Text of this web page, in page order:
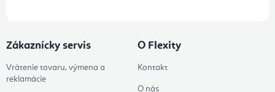
Zákaznícky servis
Vrátenie tovaru, výmena a
reklamácie
O Flexity
Kontakt
O nás